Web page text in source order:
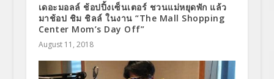
เดอะมอลล์ ช้อปปิ้งเซ็นเตอร์ ชวนแม่หยุดพัก แล้ว
มาช้อป ชิม ชิลล์ ในงาน “The Mall Shopping
Center Mom’s Day Off”
August 11, 2018